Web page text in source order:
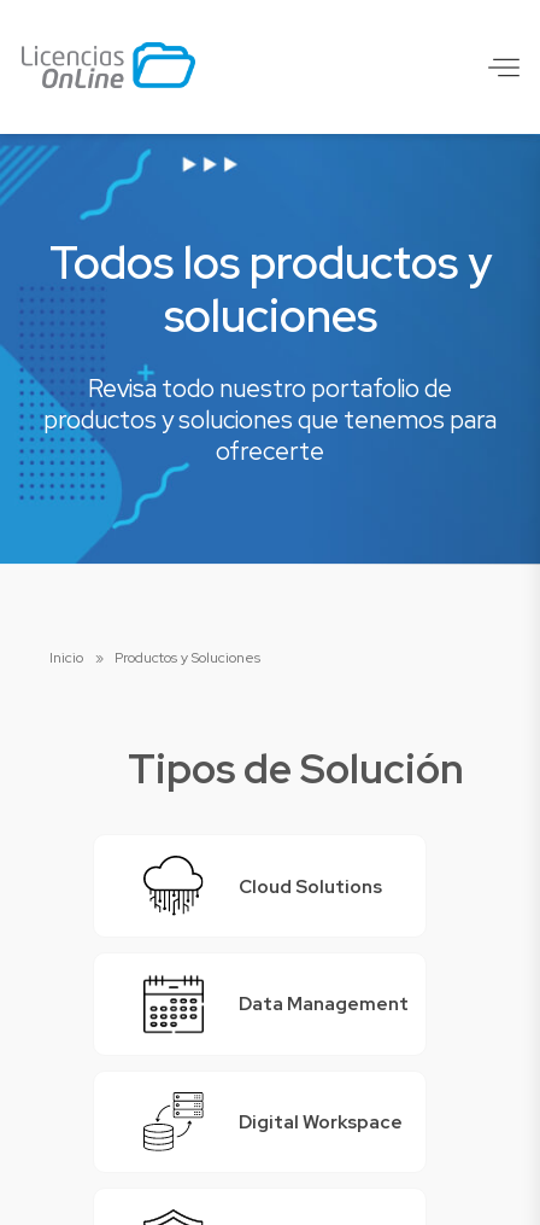
Todos los productos y
soluciones
Revisa todo nuestro portafolio de
productos y soluciones que tenemos para
ofrecerte
Inicio » Productos y Soluciones
Tipos de Solución
Cloud Solutions
Data Management
Digital Workspace